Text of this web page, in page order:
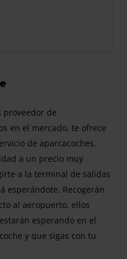
proveedor de
en el mercado, te ofrece
de aparcacoches.
a un precio muy
a la terminal de salidas
esperándote. Recogerán
al aeropuerto, ellos
esperando en el
y que sigas con tu